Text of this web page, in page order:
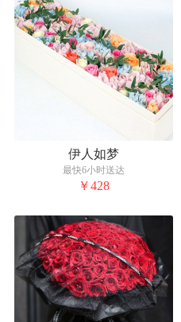
伊人如梦
最快6小时送达
￥428